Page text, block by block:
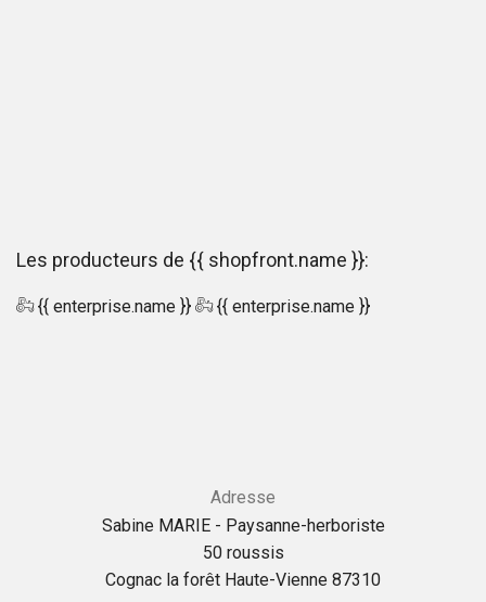
Les producteurs de {{ shopfront.name }}:
{{ enterprise.name }} {{ enterprise.name }}
Adresse
Sabine MARIE - Paysanne-herboriste
50 roussis
Cognac la forêt Haute-Vienne 87310